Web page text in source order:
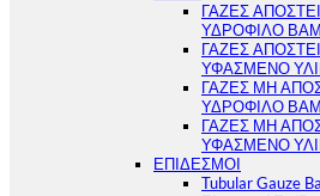
ΓΑΖΕΣ
ΥΔΡΟΦΙΛΟ
ΓΑΖΕΣ
ΥΦΑΣΜΕΝΟ
ΓΑΖΕΣ ΜΗ
ΥΔΡΟΦΙΛΟ
ΓΑΖΕΣ ΜΗ
ΥΦΑΣΜΕΝΟ
ΕΠΙΔΕΣΜΟΙ
Tubular Gauze